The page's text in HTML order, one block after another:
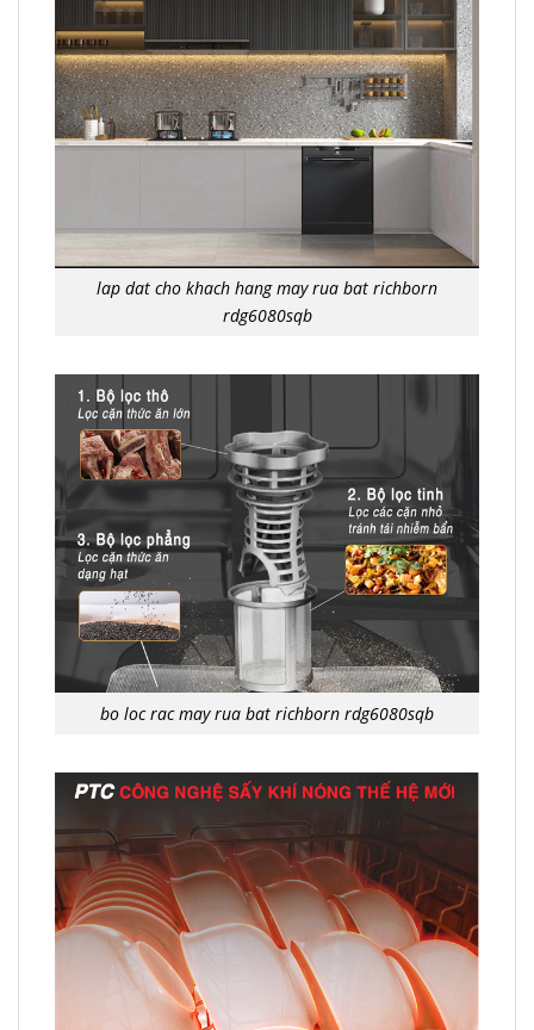
lap dat cho khach hang may rua bat richborn
rdg6080sqb
bo loc rac may rua bat richborn rdg6080sqb